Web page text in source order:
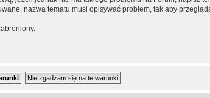
nazwa tematu musi opisywać problem, tak aby